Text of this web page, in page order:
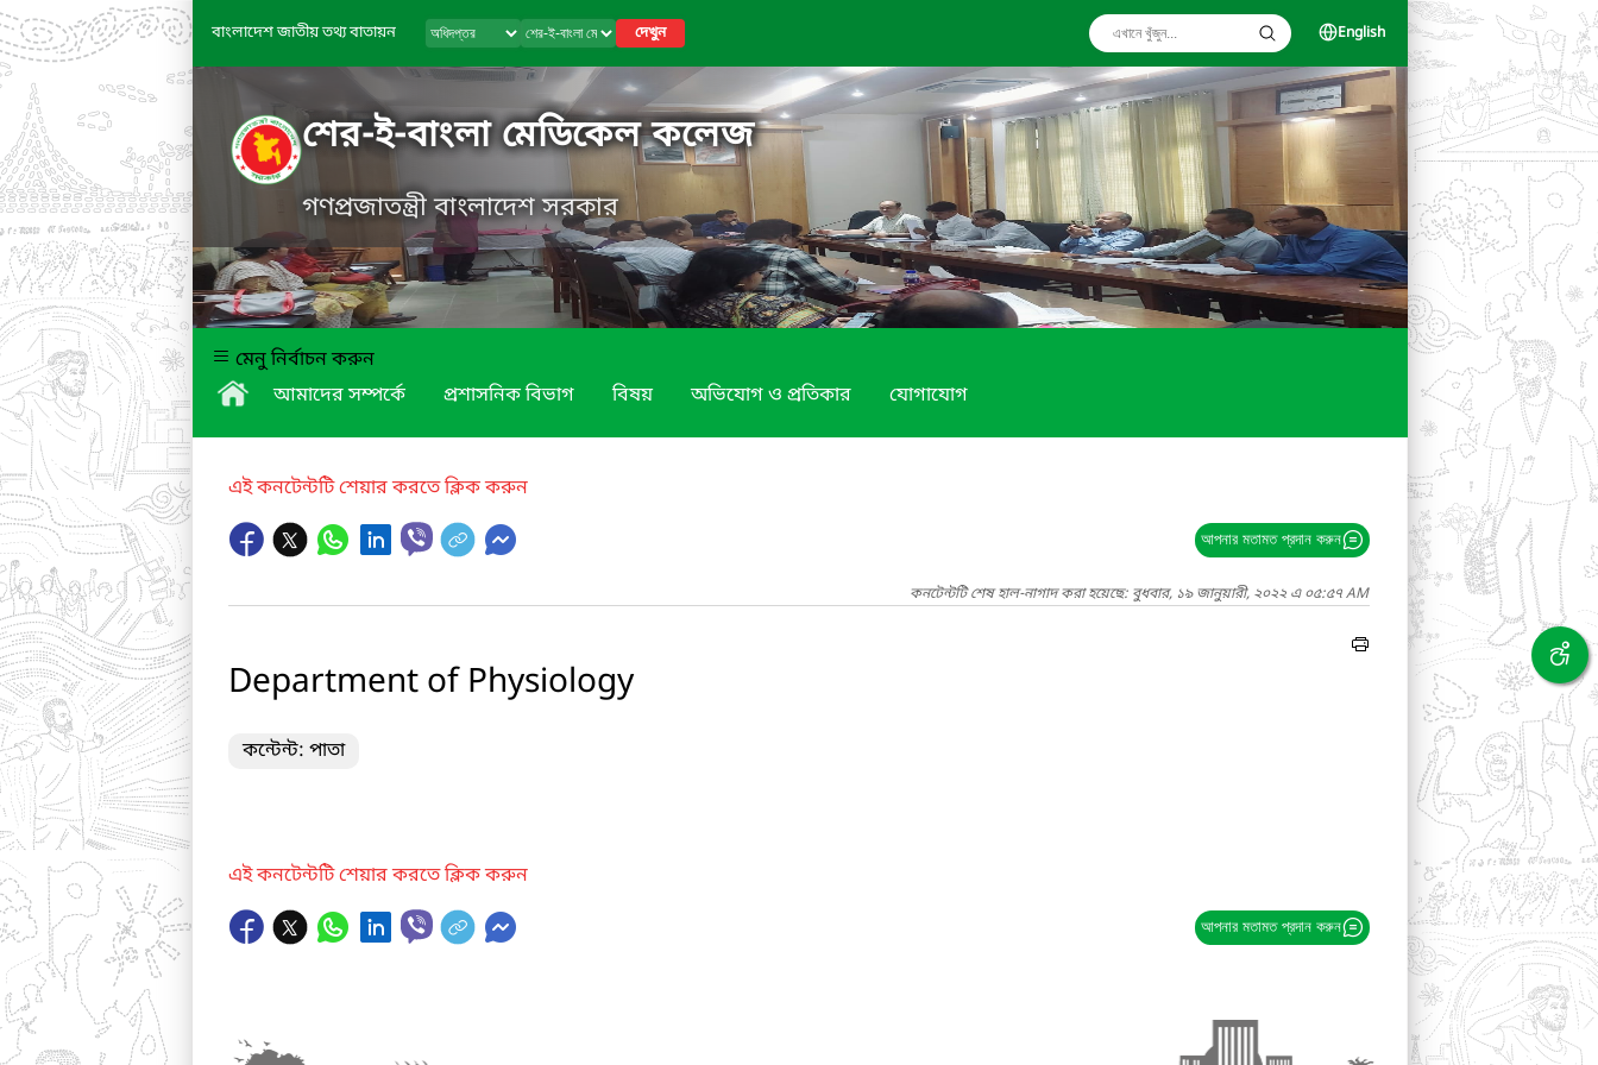
বাংলাদেশ জাতীয় তথ্য বাতায়ন দেখুন English
শের-ই-বাংলা মেডিকেল কলেজ
গণপ্রজাতন্ত্রী বাংলাদেশ সরকার
মেনু নির্বাচন করুন
আমাদের সম্পর্কে
প্রশাসনিক বিভাগ বিষয় অভিযোগ ও প্রতিকার যোগাযোগ
এই কনটেন্টটি শেয়ার করতে ক্লিক করুন
আপনার মতামত প্রদান করুন
কনটেন্টটি শেষ হাল-নাগাদ করা হয়েছে: বুধবার, ১৯ জানুয়ারী, ২০২২ এ ০৫:৫৭ AM
Department of Physiology
কন্টেন্ট: পাতা
এই কনটেন্টটি শেয়ার করতে ক্লিক করুন
আপনার মতামত প্রদান করুন